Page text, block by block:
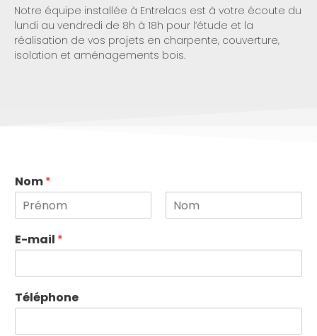
Notre équipe installée à Entrelacs est à votre écoute du
lundi au vendredi de 8h à 18h pour l’étude et la
réalisation de vos projets en charpente, couverture,
isolation et aménagements bois.
Nom*
P
r
é
m
N
E-mail *
Téléphone